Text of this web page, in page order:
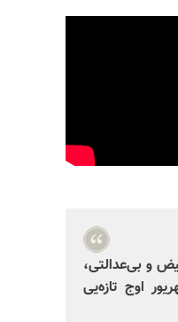
و بی‌عدالتی،
اوج تازه‌یی